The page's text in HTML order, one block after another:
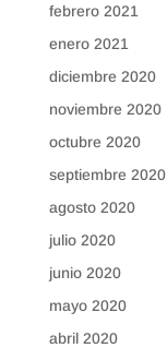
febrero 2021
enero 2021
diciembre 2020
noviembre 2020
octubre 2020
septiembre 2020
agosto 2020
julio 2020
junio 2020
mayo 2020
abril 2020